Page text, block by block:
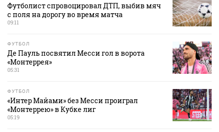
Футболист спровоцировал ДТП, выбив мяч
с поля на дорогу во время матча
09:11
ФУТБОЛ
Де Пауль посвятил Месси гол в ворота
«Монтеррея»
05:31
ФУТБОЛ
«Интер Майами» без Месси проиграл
«Монтеррею» в Кубке лиг
05:19